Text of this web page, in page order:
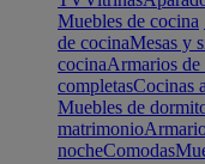
Muebles de cocina
de cocinaMesas y
cocinaArmarios de
completasCocinas
Muebles de
matrimonio
nocheComodas